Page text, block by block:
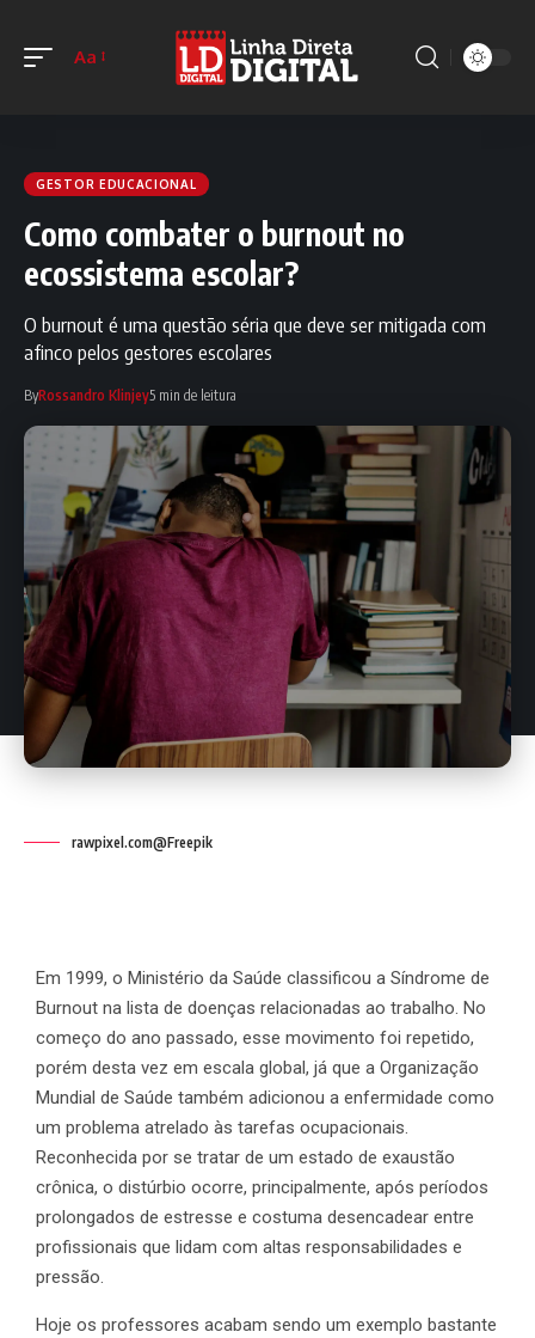
Aa
GESTOR EDUCACIONAL
Como combater o burnout no
ecossistema escolar?
O burnout é uma questão séria que deve ser mitigada com
afinco pelos gestores escolares
ByRossandro Klinjey5 min de leitura
rawpixel.com@Freepik
Em 1999, o Ministério da Saúde classificou a Síndrome de
Burnout na lista de doenças relacionadas ao trabalho. No
começo do ano passado, esse movimento foi repetido,
porém desta vez em escala global, já que a Organização
Mundial de Saúde também adicionou a enfermidade como
um problema atrelado às tarefas ocupacionais.
Reconhecida por se tratar de um estado de exaustão
crônica, o distúrbio ocorre, principalmente, após períodos
prolongados de estresse e costuma desencadear entre
profissionais que lidam com altas responsabilidades e
pressão.
Hoje os professores acabam sendo um exemplo bastante